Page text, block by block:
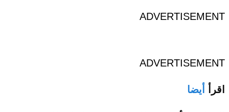
ADVERTISEMENT
ADVERTISEMENT
اقرأ أيضا